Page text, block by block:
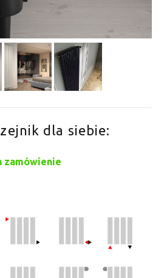
dla siebie:
zamówienie